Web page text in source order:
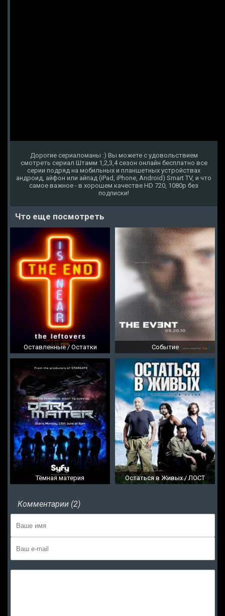
Дорогие сериаломаны :) Вы можете с удовольствием
смотреть сериал Штамм 1,2,3,4 сезон онлайн бесплатно все
серии подряд на мобильных и планшетных устройствах
андроид, айфон или айпад (iPad, iPhone, Android) Smart TV, и что
самое важное - в хорошем качестве HD 720, 1080p без
подписки!
Что еще посмотреть
Оставленные / Остатки Событие
Тёмная материя Остаться в Живых / ЛОСТ
Комментарии (2)